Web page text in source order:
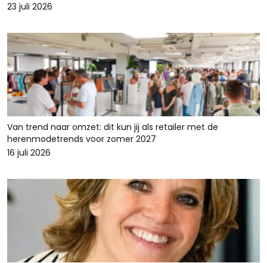
23 juli 2026
Van trend naar omzet: dit kun jij als retailer met de
herenmodetrends voor zomer 2027
16 juli 2026